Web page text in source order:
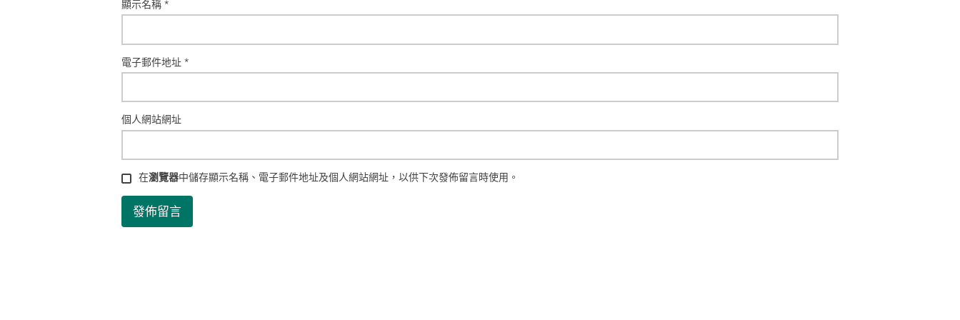
顯示名稱 *
電子郵件地址 *
個人網站網址
在瀏覽器中儲存顯示名稱、電子郵件地址及個人網站網址，以供下次發佈留言時使用。